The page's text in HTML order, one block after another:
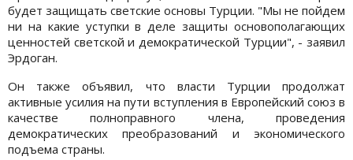
будет защищать светские основы Турции. "Мы не пойдем
ни на какие уступки в деле защиты основополагающих
ценностей светской и демократической Турции", - заявил
Эрдоган.
Он также объявил, что власти Турции продолжат
активные усилия на пути вступления в Европейский союз в
качестве полноправного члена, проведения
демократических преобразований и экономического
подъема страны.